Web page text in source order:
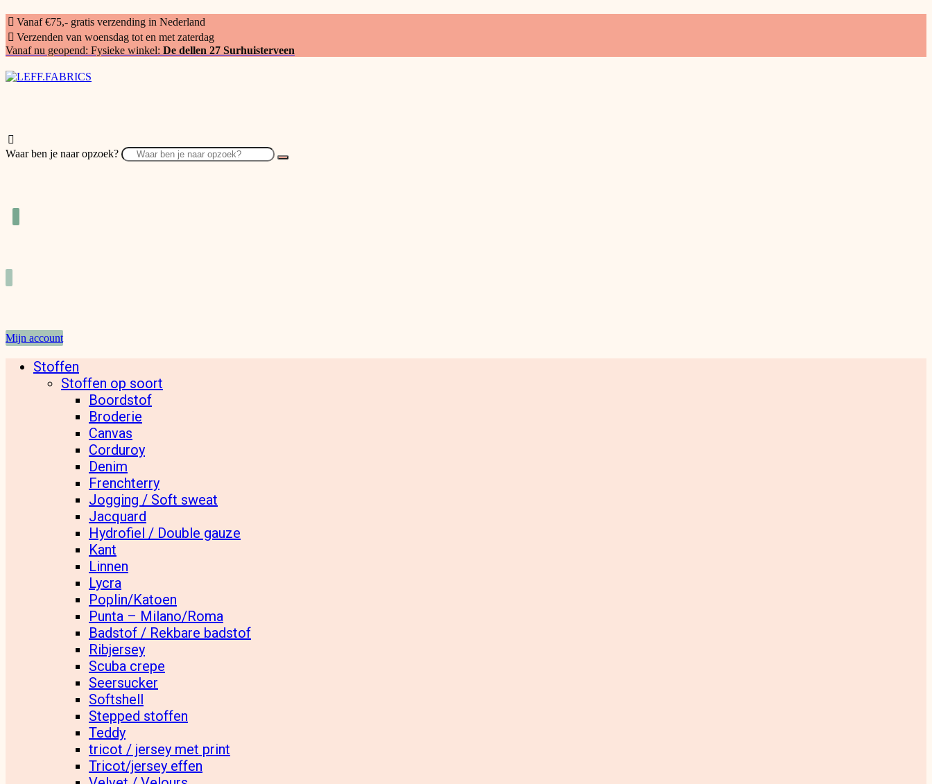
Vanaf €75,- gratis verzending in Nederland
Verzenden van woensdag tot en met zaterdag
Vanaf nu geopend: Fysieke winkel: De dellen 27 Surhuisterveen
Waar ben je naar opzoek?
Mijn account
Stoffen
Stoffen op soort
Boordstof
Broderie
Canvas
Corduroy
Denim
Frenchterry
Jogging / Soft sweat
Jacquard
Hydrofiel / Double gauze
Kant
Linnen
Lycra
Poplin/Katoen
Punta – Milano/Roma
Badstof / Rekbare badstof
Ribjersey
Scuba crepe
Seersucker
Softshell
Stepped stoffen
Teddy
tricot / jersey met print
Tricot/jersey effen